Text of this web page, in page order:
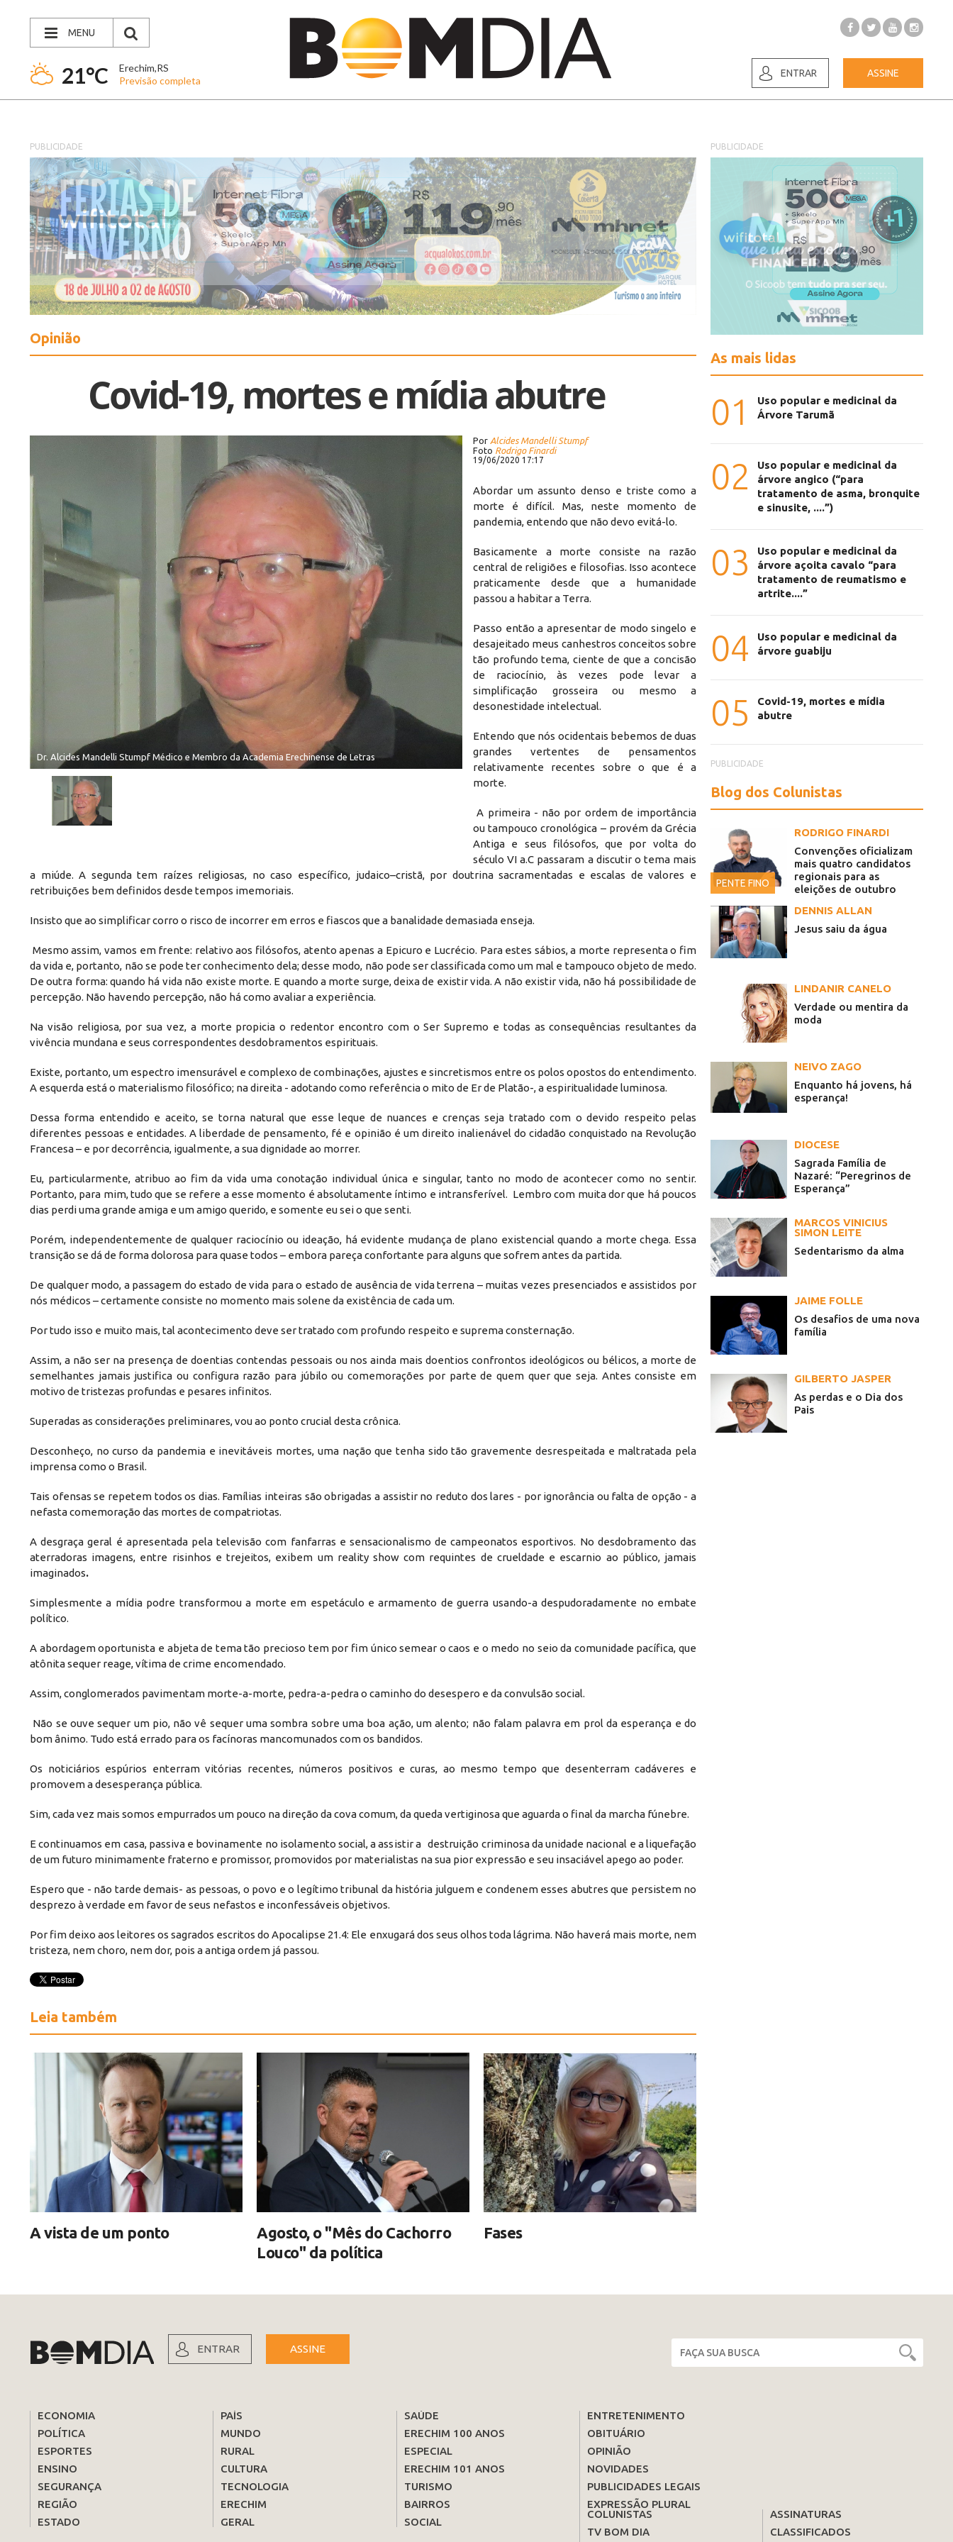
MENU
21°C
Erechim,RS
Previsão completa
ENTRAR ASSINE
PUBLICIDADE
Opinião
Covid-19, mortes e mídia abutre
Dr. Alcides Mandelli Stumpf Médico e Membro da Academia Erechinense de Letras
Por Alcides Mandelli Stumpf
Foto Rodrigo Finardi
19/06/2020 17:17
Abordar um assunto denso e triste como a
morte é difícil. Mas, neste momento de
pandemia, entendo que não devo evitá-lo.
Basicamente a morte consiste na razão
central de religiões e filosofias. Isso acontece
praticamente desde que a humanidade
passou a habitar a Terra.
Passo então a apresentar de modo singelo e
desajeitado meus canhestros conceitos sobre
tão profundo tema, ciente de que a concisão
de raciocínio, às vezes pode levar a
simplificação grosseira ou mesmo a
desonestidade intelectual.
Entendo que nós ocidentais bebemos de duas
grandes vertentes de pensamentos
relativamente recentes sobre o que é a
morte.
A primeira - não por ordem de importância
ou tampouco cronológica – provém da Grécia
Antiga e seus filósofos, que por volta do
século VI a.C passaram a discutir o tema mais
a miúde. A segunda tem raízes religiosas, no caso específico, judaico–cristã, por doutrina sacramentadas e escalas de valores e
retribuições bem definidos desde tempos imemoriais.
Insisto que ao simplificar corro o risco de incorrer em erros e fiascos que a banalidade demasiada enseja.
Mesmo assim, vamos em frente: relativo aos filósofos, atento apenas a Epicuro e Lucrécio. Para estes sábios, a morte representa o fim
da vida e, portanto, não se pode ter conhecimento dela; desse modo, não pode ser classificada como um mal e tampouco objeto de medo.
De outra forma: quando há vida não existe morte. E quando a morte surge, deixa de existir vida. A não existir vida, não há possibilidade de
percepção. Não havendo percepção, não há como avaliar a experiência.
Na visão religiosa, por sua vez, a morte propicia o redentor encontro com o Ser Supremo e todas as consequências resultantes da
vivência mundana e seus correspondentes desdobramentos espirituais.
Existe, portanto, um espectro imensurável e complexo de combinações, ajustes e sincretismos entre os polos opostos do entendimento.
A esquerda está o materialismo filosófico; na direita - adotando como referência o mito de Er de Platão-, a espiritualidade luminosa.
Dessa forma entendido e aceito, se torna natural que esse leque de nuances e crenças seja tratado com o devido respeito pelas
diferentes pessoas e entidades. A liberdade de pensamento, fé e opinião é um direito inalienável do cidadão conquistado na Revolução
Francesa – e por decorrência, igualmente, a sua dignidade ao morrer.
Eu, particularmente, atribuo ao fim da vida uma conotação individual única e singular, tanto no modo de acontecer como no sentir.
Portanto, para mim, tudo que se refere a esse momento é absolutamente íntimo e intransferível. Lembro com muita dor que há poucos
dias perdi uma grande amiga e um amigo querido, e somente eu sei o que senti.
Porém, independentemente de qualquer raciocínio ou ideação, há evidente mudança de plano existencial quando a morte chega. Essa
transição se dá de forma dolorosa para quase todos – embora pareça confortante para alguns que sofrem antes da partida.
De qualquer modo, a passagem do estado de vida para o estado de ausência de vida terrena – muitas vezes presenciados e assistidos por
nós médicos – certamente consiste no momento mais solene da existência de cada um.
Por tudo isso e muito mais, tal acontecimento deve ser tratado com profundo respeito e suprema consternação.
Assim, a não ser na presença de doentias contendas pessoais ou nos ainda mais doentios confrontos ideológicos ou bélicos, a morte de
semelhantes jamais justifica ou configura razão para júbilo ou comemorações por parte de quem quer que seja. Antes consiste em
motivo de tristezas profundas e pesares infinitos.
Superadas as considerações preliminares, vou ao ponto crucial desta crônica.
Desconheço, no curso da pandemia e inevitáveis mortes, uma nação que tenha sido tão gravemente desrespeitada e maltratada pela
imprensa como o Brasil.
Tais ofensas se repetem todos os dias. Famílias inteiras são obrigadas a assistir no reduto dos lares - por ignorância ou falta de opção - a
nefasta comemoração das mortes de compatriotas.
A desgraça geral é apresentada pela televisão com fanfarras e sensacionalismo de campeonatos esportivos. No desdobramento das
aterradoras imagens, entre risinhos e trejeitos, exibem um reality show com requintes de crueldade e escarnio ao público, jamais
imaginados.
Simplesmente a mídia podre transformou a morte em espetáculo e armamento de guerra usando-a despudoradamente no embate
político.
A abordagem oportunista e abjeta de tema tão precioso tem por fim único semear o caos e o medo no seio da comunidade pacífica, que
atônita sequer reage, vítima de crime encomendado.
Assim, conglomerados pavimentam morte-a-morte, pedra-a-pedra o caminho do desespero e da convulsão social.
Não se ouve sequer um pio, não vê sequer uma sombra sobre uma boa ação, um alento; não falam palavra em prol da esperança e do
bom ânimo. Tudo está errado para os facínoras mancomunados com os bandidos.
Os noticiários espúrios enterram vitórias recentes, números positivos e curas, ao mesmo tempo que desenterram cadáveres e
promovem a desesperança pública.
Sim, cada vez mais somos empurrados um pouco na direção da cova comum, da queda vertiginosa que aguarda o final da marcha fúnebre.
E continuamos em casa, passiva e bovinamente no isolamento social, a assistir a destruição criminosa da unidade nacional e a liquefação
de um futuro minimamente fraterno e promissor, promovidos por materialistas na sua pior expressão e seu insaciável apego ao poder.
Espero que - não tarde demais- as pessoas, o povo e o legítimo tribunal da história julguem e condenem esses abutres que persistem no
desprezo à verdade em favor de seus nefastos e inconfessáveis objetivos.
Por fim deixo aos leitores os sagrados escritos do Apocalipse 21.4: Ele enxugará dos seus olhos toda lágrima. Não haverá mais morte, nem
tristeza, nem choro, nem dor, pois a antiga ordem já passou.
Leia também
A vista de um ponto
Agosto, o "Mês do Cachorro
Louco" da política
Fases
PUBLICIDADE
As mais lidas
01
Uso popular e medicinal da
Árvore Tarumã
02
Uso popular e medicinal da
árvore angico (“para
tratamento de asma, bronquite
e sinusite, ....”)
03
Uso popular e medicinal da
árvore açoita cavalo “para
tratamento de reumatismo e
artrite....”
04
Uso popular e medicinal da
árvore guabiju
05
Covid-19, mortes e mídia
abutre
PUBLICIDADE
Blog dos Colunistas
PENTE FINO
RODRIGO FINARDI
Convenções oficializam
mais quatro candidatos
regionais para as
eleições de outubro
DENNIS ALLAN
Jesus saiu da água
LINDANIR CANELO
Verdade ou mentira da
moda
NEIVO ZAGO
Enquanto há jovens, há
esperança!
DIOCESE
Sagrada Família de
Nazaré: “Peregrinos de
Esperança”
MARCOS VINICIUS
SIMON LEITE
Sedentarismo da alma
JAIME FOLLE
Os desafios de uma nova
família
GILBERTO JASPER
As perdas e o Dia dos
Pais
ENTRAR ASSINE
ECONOMIA
POLÍTICA
ESPORTES
ENSINO
SEGURANÇA
REGIÃO
ESTADO
PAÍS
MUNDO
RURAL
CULTURA
TECNOLOGIA
ERECHIM
GERAL
SAÚDE
ERECHIM 100 ANOS
ESPECIAL
ERECHIM 101 ANOS
TURISMO
BAIRROS
SOCIAL
ENTRETENIMENTO
OBITUÁRIO
OPINIÃO
NOVIDADES
PUBLICIDADES LEGAIS
EXPRESSÃO PLURAL
COLUNISTAS
TV BOM DIA
ASSINATURAS
CLASSIFICADOS